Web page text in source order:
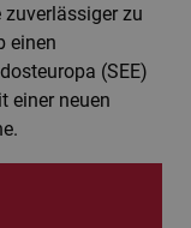
zu
einen
(SEE)
einer neuen